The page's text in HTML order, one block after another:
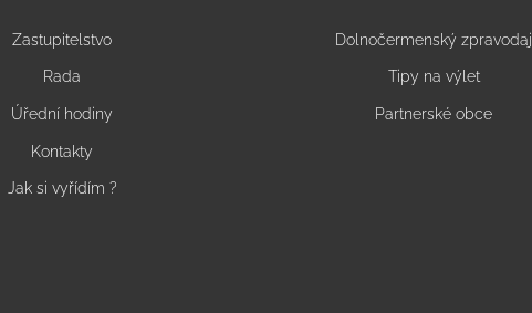
Zastupitelstvo
Rada
Úřední hodiny
Kontakty
Jak si vyřídím ?
Dolnočermenský zpravodaj
Tipy na výlet
Partnerské obce